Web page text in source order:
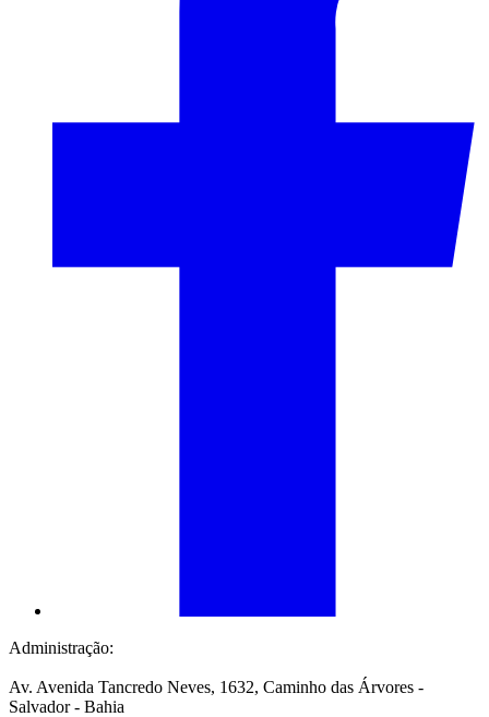
Administração:
Av. Avenida Tancredo Neves, 1632, Caminho das Árvores -
Salvador - Bahia